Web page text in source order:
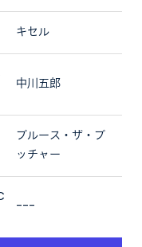
キセル
中川五郎
ブルース・ザ・ブ
ッチャー
---